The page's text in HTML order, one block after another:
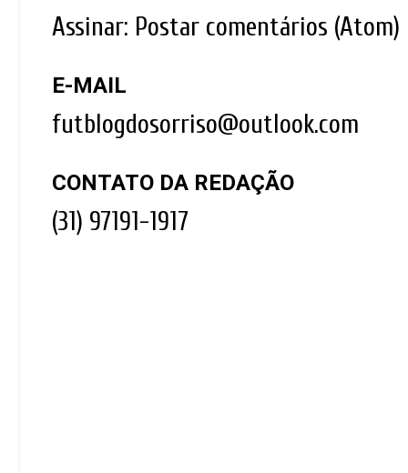
Assinar: Postar comentários (Atom)
E-MAIL
futblogdosorriso@outlook.com
CONTATO DA REDAÇÃO
(31) 97191-1917